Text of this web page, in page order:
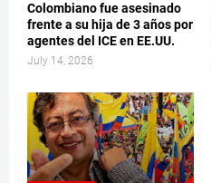
Colombiano fue asesinado
frente a su hija de 3 años por
agentes del ICE en EE.UU.
July 14, 2026